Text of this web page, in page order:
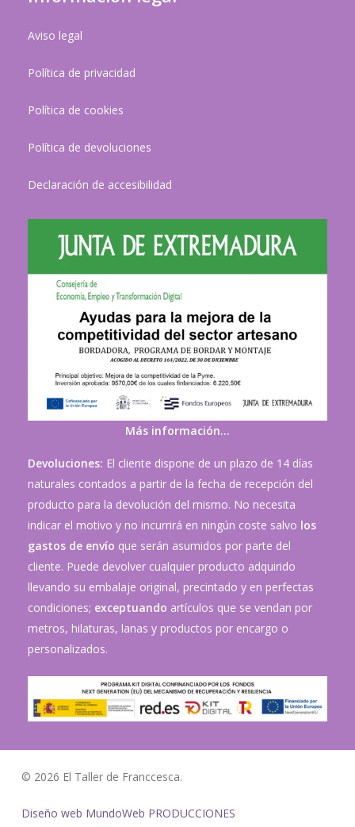
Aviso legal
Política de privacidad
Política de cookies
Política de devoluciones
Declaración de accesibilidad
Más información…
Devoluciones: El cliente dispone de un plazo de 14 días
naturales contados a partir de la fecha de recepción del
producto para la devolución del mismo. No necesita
indicar el motivo y no incurrirá en ningún coste salvo los
gastos de envío que serán asumidos por parte del
cliente. Puede devolver cualquier producto adquirido
llevando su embalaje original, precintado y en perfectas
condiciones; exceptuando artículos que se vendan por
metros, hilaturas, lanas y productos por encargo o
personalizados.
© 2026 El Taller de Franccesca.
Diseño web MundoWeb PRODUCCIONES